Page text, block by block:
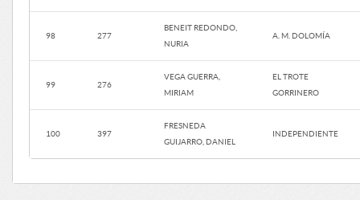
98 277
BENEIT REDONDO,
NURIA
A. M. DOLOMÍA
99 276
VEGA GUERRA,
MIRIAM
EL TROTE
GORRINERO
100 397
FRESNEDA
GUIJARRO, DANIEL
INDEPENDIENTE